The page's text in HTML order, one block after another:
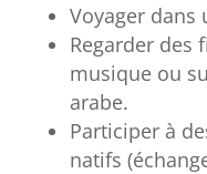
Voyager dans
Regarder des
musique ou
arabe.
Participer à
natifs